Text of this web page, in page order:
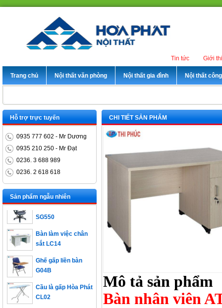
Giới
Tin tức
Trang chủ Nội thất văn phòng Nội thất gia đình Nội thất
CHI TIẾT SẢN PHẨM
Mô tả sản phẩm
Bàn nhân viên
Hỗ trợ trực tuyến
0935 777 602 - Mr Dương
0935 210 250 - Mr Đạt
0236. 3 688 989
0236. 2 618 618
Sản phẩm ngẫu nhiên
Bàn trưởng phòng
Ghế xoay nhân viên
SG550
sắt LC14
G04B
CL02